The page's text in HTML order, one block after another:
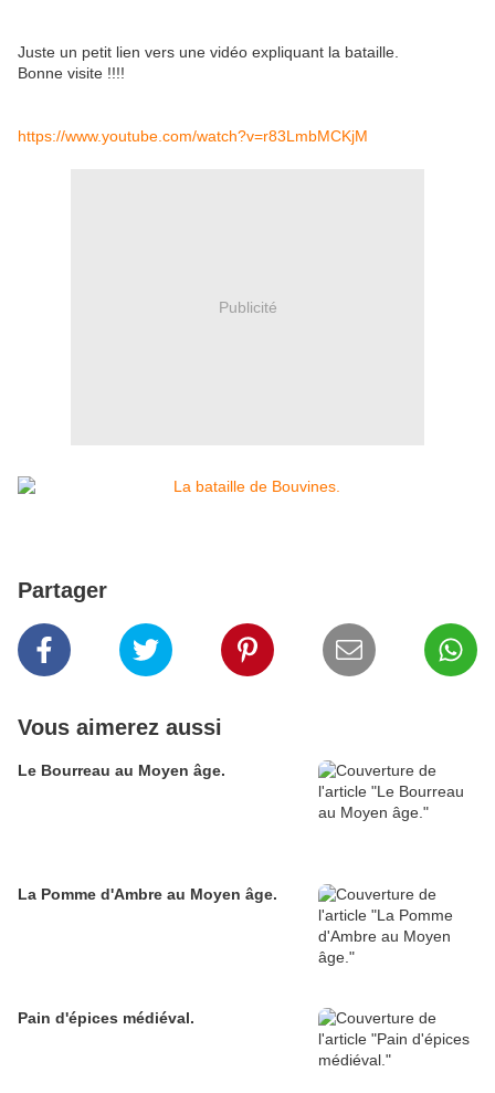
Juste un petit lien vers une vidéo expliquant la bataille.
Bonne visite !!!!
https://www.youtube.com/watch?v=r83LmbMCKjM
Publicité
Partager
Vous aimerez aussi
Le Bourreau au Moyen âge.
La Pomme d'Ambre au Moyen âge.
Pain d'épices médiéval.